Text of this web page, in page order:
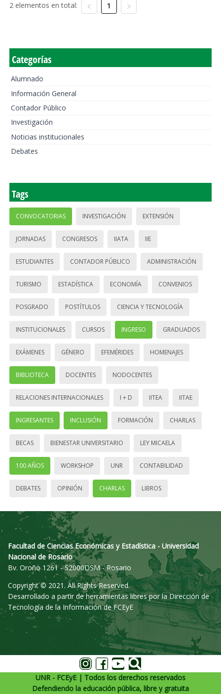
2 elementos en total: 1
Categorías
Alumnado
Información General
Contador Público
Investigación
Noticias institucionales
Debates
Tags
CONVOCATORIAS INVESTIGACIÓN EXTENSIÓN
JORNADAS CONGRESOS IIATA IIE
ESTUDIANTES CONTADOR PÚBLICO ADMINISTRACIÓN
TURISMO ESTADÍSTICA ECONOMÍA CONVENIOS
POSGRADO POSTÍTULOS CIENCIA Y TECNOLOGÍA
INSTITUCIONALES CURSOS INGRESO GRADUADOS
EXÁMENES GÉNERO EFEMÉRIDES HOMENAJES
BIBLIOTECA DOCENTES NODOCENTES
RELACIONES INTERNACIONALES I + D IITEA IITAE
INGRESANTES INCLUSIÓN FORMACIÓN CHARLAS
BECAS BIENESTAR UNIVERSITARIO LEY MICAELA
100 AÑOS WORKSHOP UNR CONTABILIDAD
DEBATES OPINIÓN CHARLAS LIBROS
Facultad de Ciencias Económicas y Estadística - Universidad
Nacional de Rosario
Bv. Oroño 1261 - S2000DSM - Rosario
Copyright © 2021. All Rights Reserved.
Desarrollado a partir de herramientas libres por la Dirección de
Tecnología de la Información de FCEyE
UNR - FCEyE | Todos los derechos reservados
Defendiendo la educación pública, libre y gratuita